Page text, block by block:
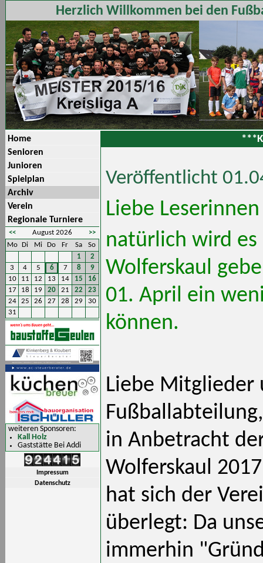
Herzlich Willkommen bei den
Home
Senioren
Junioren
Spielplan
Archiv
Verein
Regionale Turniere
<< >>
August 2026
Mo Di Mi Do Fr Sa
So
1
2
3
4 5 6 7 8
9
10
11 12 13 14 15
16
17
18 19 20 21 22
23
24
25 26 27 28 29
30
31
weiteren Sponsoren:
Kall Holz
Gaststätte Bei Addi
Impressum
Datenschutz
Veröffentlicht
Liebe
natürlich wird es
Wolferskaul
01. April ein
können.
Liebe Mitglieder
Fußballabteilung,
in Anbetracht
Wolferskaul
hat sich der
überlegt: Da
immerhin